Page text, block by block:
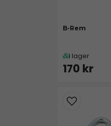
B-Rem
I lager
170 kr